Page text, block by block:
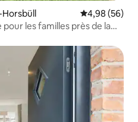
Évaluation
4,98 (56)
les familles près de la